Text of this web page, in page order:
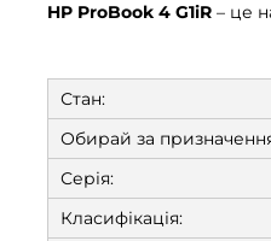
HP ProBook 4 G1iR – це
Стан:
Обирай за
Серія:
Класифікація: